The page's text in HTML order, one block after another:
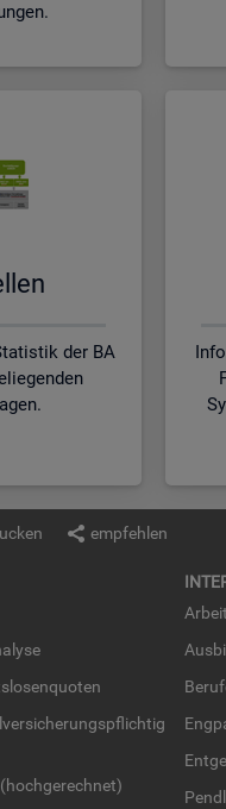
der BA
empfehlen